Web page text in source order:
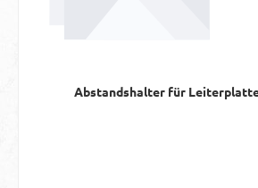
Abstandshalter für